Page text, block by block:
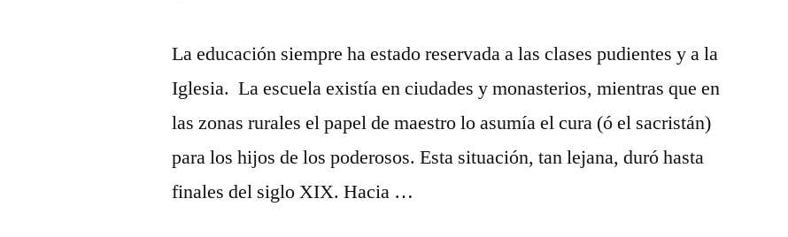
La educación siempre ha estado reservada a las clases pudientes y a la
Iglesia. La escuela existía en ciudades y monasterios, mientras que en
las zonas rurales el papel de maestro lo asumía el cura (ó el sacristán)
para los hijos de los poderosos. Esta situación, tan lejana, duró hasta
finales del siglo XIX. Hacia …